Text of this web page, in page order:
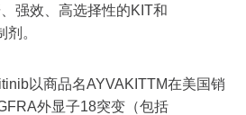
强效、高选择性的KIT和
。
以商品名AYVAKITTM在美国销
外显子18突变（包括